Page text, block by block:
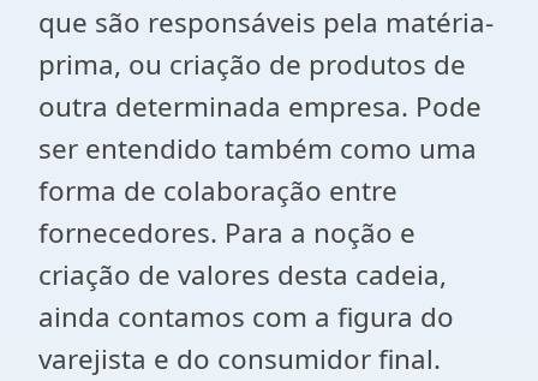
que são responsáveis pela matéria-
prima, ou criação de produtos de
outra determinada empresa. Pode
ser entendido também como uma
forma de colaboração entre
fornecedores. Para a noção e
criação de valores desta cadeia,
ainda contamos com a figura do
varejista e do consumidor final.